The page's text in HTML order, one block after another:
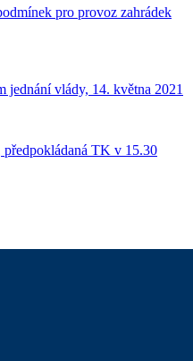
pro provoz zahrádek
jednání vlády, 14. května 2021
TK v 15.30